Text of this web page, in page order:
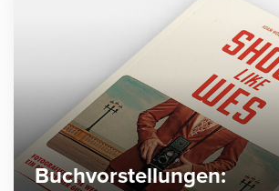
Buchvorstellungen: